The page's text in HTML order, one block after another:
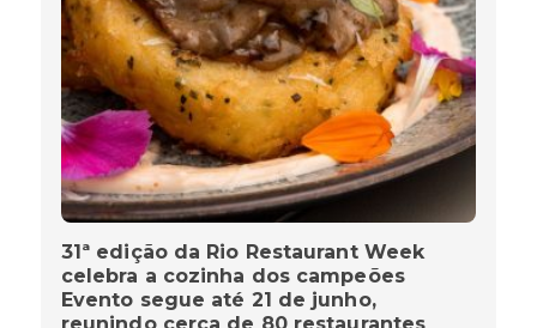
31ª edição da Rio Restaurant Week
celebra a cozinha dos campeões
Evento segue até 21 de junho,